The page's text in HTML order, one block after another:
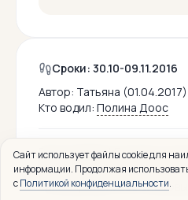
Сроки: 30.10-09.11.2016
Автор: Татьяна (01.04.2017)
Кто водил: Полина Доос
Всем привет! Если вы
Шри Ланкой, вам
спланирован, все
Сайт использует файлы cookie для
информации. Продолжая
сПолитикой конфиденциальности.